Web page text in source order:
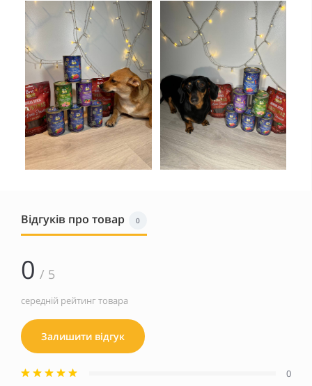
Відгуків про товар 0
0 / 5
середній рейтинг товара
Залишити відгук
0